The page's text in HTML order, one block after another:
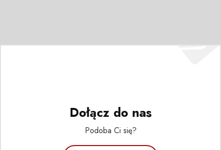
Dołącz do nas
Podoba Ci się?